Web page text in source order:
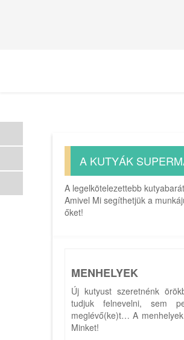
A KUTYÁK
A legelkötelezettebb
Amivel Mi segíthetjük a
őket!
MENHELYEK
Új kutyust szeretnénk
tudjuk felnevelni, sem
meglévő(ke)t… A
Minket!